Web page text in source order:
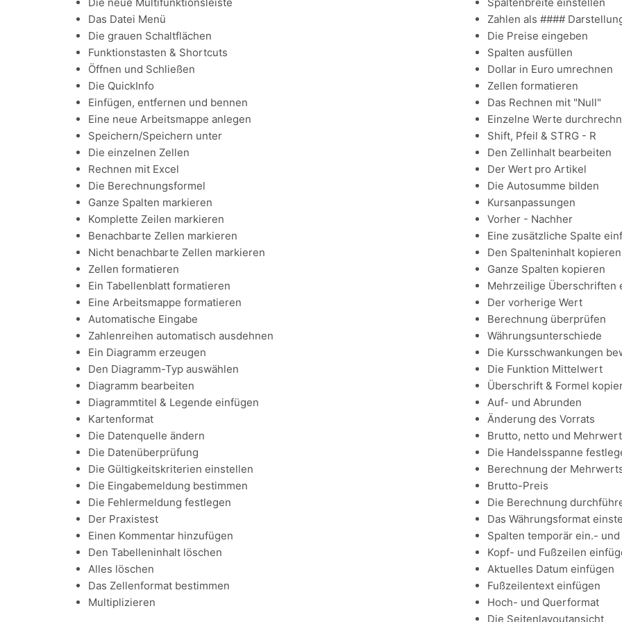
Das Datei Menü
Die grauen Schaltflächen
Funktionstasten & Shortcuts
Öffnen und Schließen
Die QuickInfo
Einfügen, entfernen und bennen
Eine neue Arbeitsmappe anlegen
Speichern/Speichern unter
Die einzelnen Zellen
Rechnen mit Excel
Die Berechnungsformel
Ganze Spalten markieren
Komplette Zeilen markieren
Benachbarte Zellen markieren
Nicht benachbarte Zellen markieren
Zellen formatieren
Ein Tabellenblatt formatieren
Eine Arbeitsmappe formatieren
Automatische Eingabe
Zahlenreihen automatisch ausdehnen
Ein Diagramm erzeugen
Den Diagramm-Typ auswählen
Diagramm bearbeiten
Diagrammtitel & Legende einfügen
Kartenformat
Die Datenquelle ändern
Die Datenüberprüfung
Die Gültigkeitskriterien einstellen
Die Eingabemeldung bestimmen
Die Fehlermeldung festlegen
Der Praxistest
Einen Kommentar hinzufügen
Den Tabelleninhalt löschen
Alles löschen
Das Zellenformat bestimmen
Multiplizieren
Zahlen als ####
Die Preise eingeben
Spalten ausfüllen
Dollar in Euro umrechnen
Zellen formatieren
Das Rechnen mit "Null"
Einzelne Werte
Shift, Pfeil & STRG - R
Den Zellinhalt bearbeiten
Der Wert pro Artikel
Die Autosumme bilden
Kursanpassungen
Vorher - Nachher
Eine zusätzliche Spalte
Den Spalteninhalt kopieren
Ganze Spalten kopieren
Mehrzeilige Überschriften
Der vorherige Wert
Berechnung überprüfen
Währungsunterschiede
Die Kursschwankungen
Die Funktion Mittelwert
Überschrift & Formel
Auf- und Abrunden
Änderung des Vorrats
Brutto, netto und
Die Handelsspanne
Berechnung der
Brutto-Preis
Die Berechnung
Das Währungsformat
Spalten temporär ein.-
Kopf- und Fußzeilen
Aktuelles Datum einfügen
Fußzeilentext einfügen
Hoch- und Querformat
Die Seitenlayoutansicht